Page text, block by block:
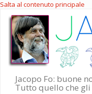
Salta al contenuto principale
Jacopo Fo: buone
Tutto quello che